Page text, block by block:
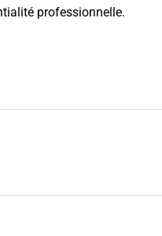
professionnelle.